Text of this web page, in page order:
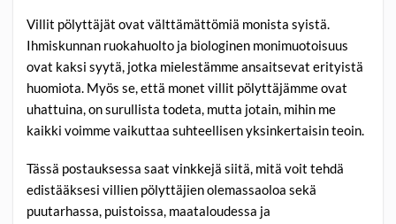
Villit pölyttäjät ovat välttämättömiä monista syistä.
Ihmiskunnan ruokahuolto ja biologinen monimuotoisuus
ovat kaksi syytä, jotka mielestämme ansaitsevat erityistä
huomiota. Myös se, että monet villit pölyttäjämme ovat
uhattuina, on surullista todeta, mutta jotain, mihin me
kaikki voimme vaikuttaa suhteellisen yksinkertaisin teoin.
Tässä postauksessa saat vinkkejä siitä, mitä voit tehdä
edistääksesi villien pölyttäjien olemassaoloa sekä
puutarhassa, puistoissa, maataloudessa ja